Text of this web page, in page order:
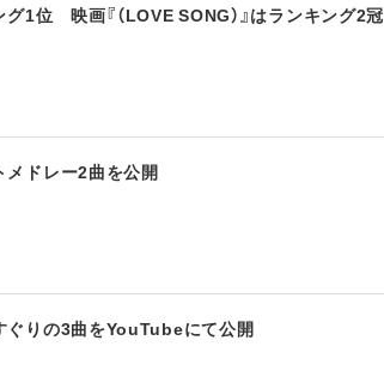
1位 映画『（LOVE SONG）』はランキング2冠
メドレー2曲を公開
ぐりの3曲をYouTubeにて公開